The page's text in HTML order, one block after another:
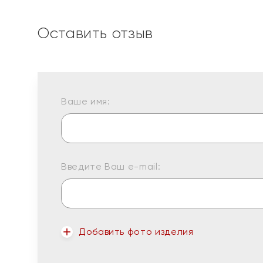
Оставить отзыв
Ваше имя:
Введите Ваш e-mail:
Добавить фото изделия